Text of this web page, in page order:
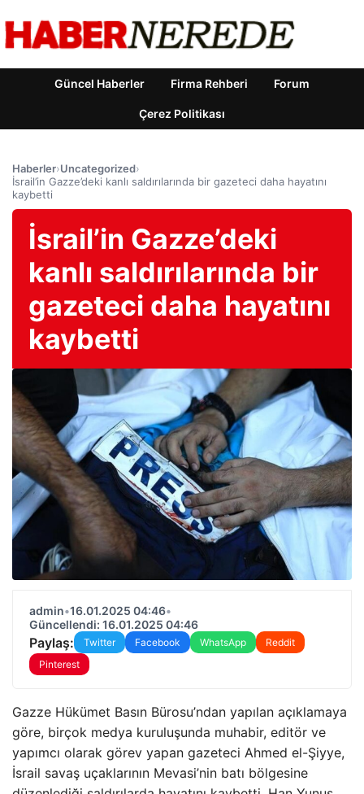
Güncel Haberler Firma Rehberi Forum
Çerez Politikası
Haberler›Uncategorized›
İsrail’in Gazze’deki kanlı saldırılarında bir gazeteci daha hayatını
kaybetti
İsrail’in Gazze’deki
kanlı saldırılarında bir
gazeteci daha hayatını
kaybetti
admin•16.01.2025 04:46•
Güncellendi: 16.01.2025 04:46
Paylaş: Twitter Facebook WhatsApp
Reddit
Pinterest
Gazze Hükümet Basın Bürosu’ndan yapılan açıklamaya
göre, birçok medya kuruluşunda muhabir, editör ve
yapımcı olarak görev yapan gazeteci Ahmed el-Şiyye,
İsrail savaş uçaklarının Mevasi’nin batı bölgesine